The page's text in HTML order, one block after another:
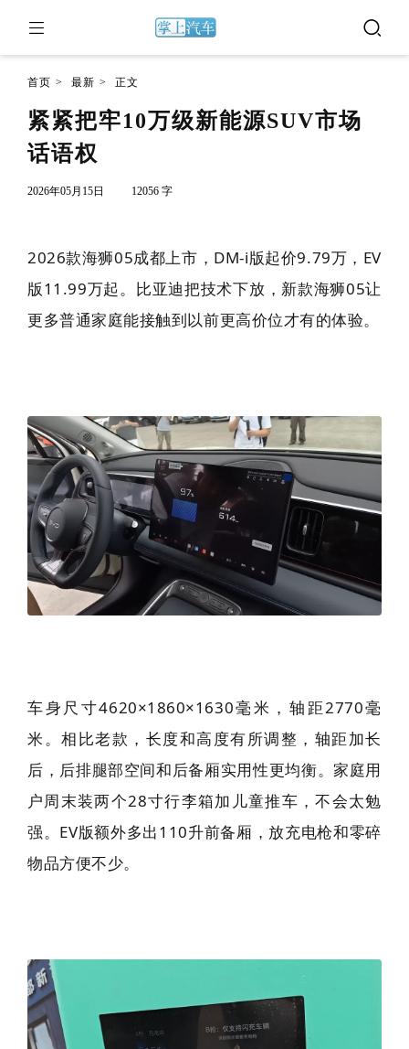
首页 > 最新 > 正文
紧紧把牢10万级新能源SUV市场
话语权
2026年05月15日 12056 字
2026款海狮05成都上市，DM-i版起价9.79万，EV
版11.99万起。比亚迪把技术下放，新款海狮05让
更多普通家庭能接触到以前更高价位才有的体验。
车身尺寸4620×1860×1630毫米，轴距2770毫
米。相比老款，长度和高度有所调整，轴距加长
后，后排腿部空间和后备厢实用性更均衡。家庭用
户周末装两个28寸行李箱加儿童推车，不会太勉
强。EV版额外多出110升前备厢，放充电枪和零碎
物品方便不少。